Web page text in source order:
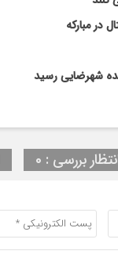
در مبارکه
شهرضایی رسید
بررسی : 0